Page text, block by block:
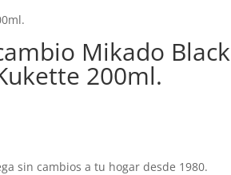
Mikado Black
200ml.
sin cambios a tu hogar desde 1980.